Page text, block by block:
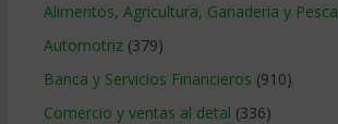
Alimentos, Agricultura, Ganaderia y Pesca
Automotriz(379)
Banca y Servicios Financieros (910)
Comercio y ventas al detal (336)